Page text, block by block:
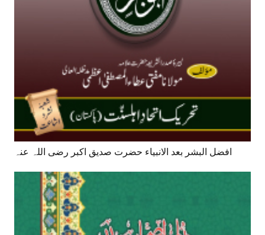
افضل البشر بعد الانبیاء حضرت صدیق اکبر رضی اللہ عنہ